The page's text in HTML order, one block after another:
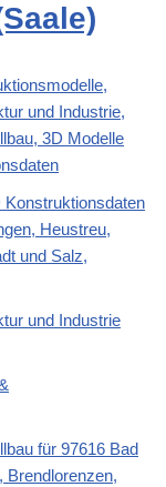
und Industrie,
3D Modelle
Heustreu,
und Salz,
und Industrie
für 97616 Bad
Brendlorenzen,